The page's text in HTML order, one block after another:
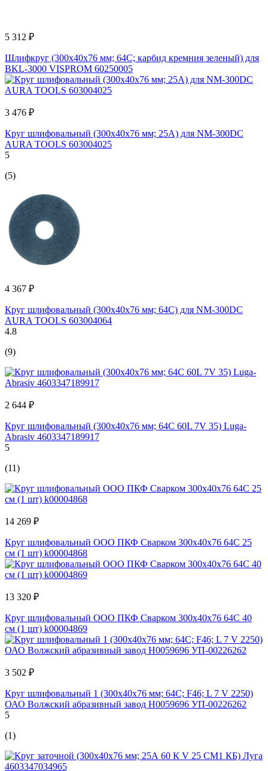
5 312 ₽
Шлифкруг (300x40x76 мм; 64С; карбид кремния зеленый) для
BKL-3000 VISPROM 60250005
3 476 ₽
Круг шлифовальный (300x40x76 мм; 25A) для NM-300DC
AURA TOOLS 603004025
5
(5)
4 367 ₽
Круг шлифовальный (300x40x76 мм; 64С) для NM-300DC
AURA TOOLS 603004064
4.8
(9)
2 644 ₽
Круг шлифовальный (300х40х76 мм; 64С 60L 7V 35) Luga-
Abrasiv 4603347189917
5
(11)
14 269 ₽
Круг шлифовальный ООО ПКФ Сварком 300x40x76 64С 25
см (1 шт) k00004868
13 320 ₽
Круг шлифовальный ООО ПКФ Сварком 300x40x76 64С 40
см (1 шт) k00004869
3 502 ₽
Круг шлифовальный 1 (300x40x76 мм; 64С; F46; L 7 V 2250)
ОАО Волжский абразивный завод Н0059696 УП-00226262
5
(1)